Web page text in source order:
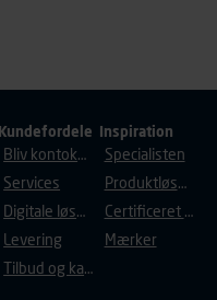
Kundefordele
Bliv kontokunde
Services
Digitale løsninger
Levering
Tilbud og kampagner
Inspiration
Specialisten
Produktløsninger
Certificeret byggeri
Mærker